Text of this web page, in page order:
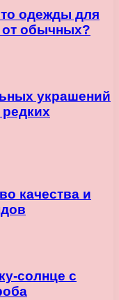
одежды для
от обычных?
украшений
качества и
солнце с